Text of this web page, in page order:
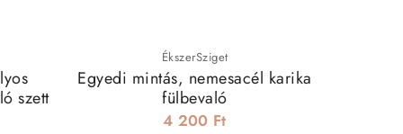
szett
ÉkszerSziget
Egyedi mintás, nemesacél karika
fülbevaló
4 200 Ft